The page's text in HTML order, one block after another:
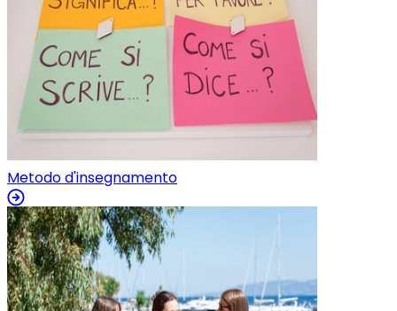
Metodo d'insegnamento